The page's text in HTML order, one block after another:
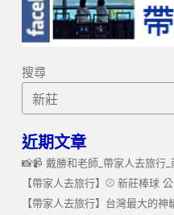
搜尋
近期文章
📸📹 戴勝和老師_帶家人去旅行
【帶家人去旅行】⚾️ 新莊棒球
【帶家人去旅行】台灣最大的